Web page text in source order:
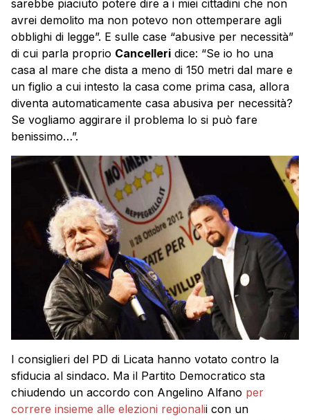
sarebbe piaciuto potere dire a i miei cittadini che non
avrei demolito ma non potevo non ottemperare agli
obblighi di legge”. E sulle case “abusive per necessità”
di cui parla proprio Cancelleri dice: “Se io ho una
casa al mare che dista a meno di 150 metri dal mare e
un figlio a cui intesto la casa come prima casa, allora
diventa automaticamente casa abusiva per necessità?
Se vogliamo aggirare il problema lo si può fare
benissimo…”.
I consiglieri del PD di Licata hanno votato contro la
sfiducia al sindaco. Ma il Partito Democratico sta
chiudendo un accordo con Angelino Alfano per
correre insieme alle elezioni regionalii con un